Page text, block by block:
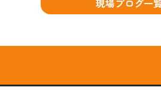
現場ブログ一